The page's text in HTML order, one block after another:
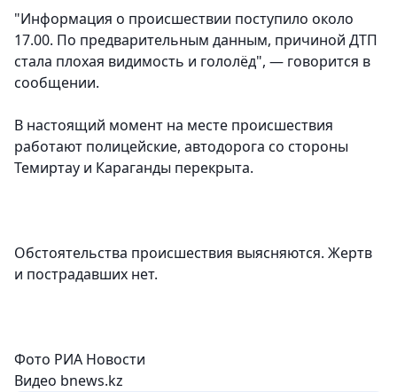
"Информация о происшествии поступило около
17.00. По предварительным данным, причиной ДТП
стала плохая видимость и гололёд", — говорится в
сообщении.
В настоящий момент на месте происшествия
работают полицейские, автодорога со стороны
Темиртау и Караганды перекрыта.
Обстоятельства происшествия выясняются. Жертв
и пострадавших нет.
Фото РИА Новости
Видео bnews.kz